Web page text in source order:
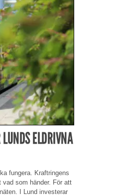
ELDRIVNA
fungera. Kraftringens
som händer. För att
I Lund investerar